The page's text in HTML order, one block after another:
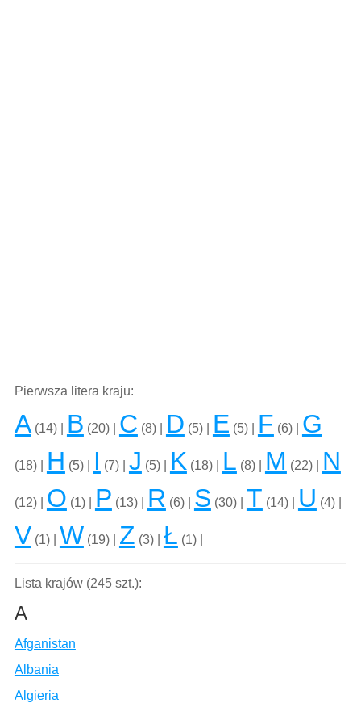
Pierwsza litera kraju:
A(14) | B (20) | C (8) | D (5) | E (5) | F (6) | G
(18) | H (5) | I (7) | J (5) | K (18) | L (8) | M (22) | N
(12) | O (1) | P (13) | R (6) | S (30) | T (14) | U (4) |
V (1) | W (19) | Z (3) | Ł (1) |
Lista krajów (245 szt.):
A
Afganistan
Albania
Algieria